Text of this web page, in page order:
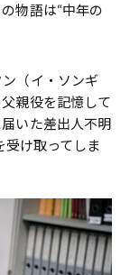
物語は“中年の
（イ・ソンギ
親役を記憶して
いた差出人不明
け取ってしま